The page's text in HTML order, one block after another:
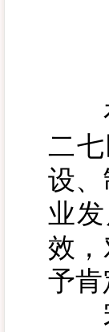
在
二
设
业
效
予肯
宋